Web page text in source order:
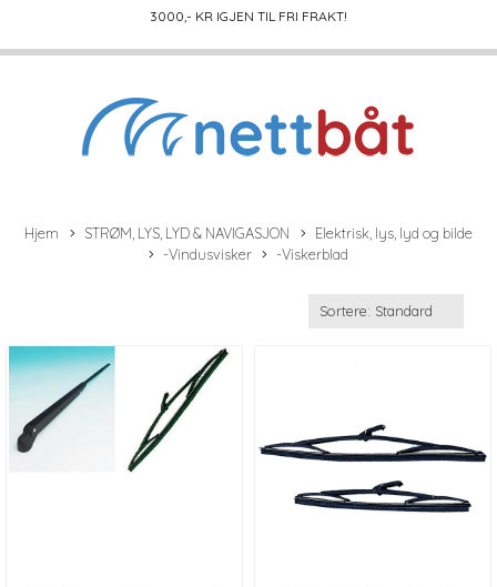
3000,- KR IGJEN TIL FRI FRAKT!
Hjem STRØM, LYS, LYD & NAVIGASJON
Elektrisk, lys, lyd og bilde
-Vindusvisker
-Viskerblad